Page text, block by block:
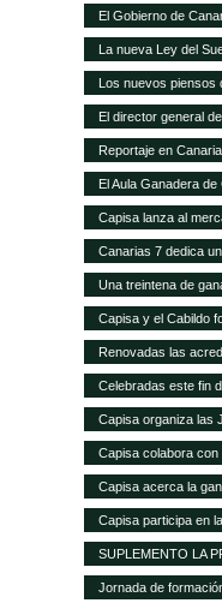
El Gobierno de
seis millones de
La nueva Ley del
agrícolas y
Los nuevos piensos
El director general
nuevos piensos
Reportaje en
El Aula Ganadera
Avicultura de Puesta
Capisa lanza al
Canarias 7 dedica
Una treintena de
en vacuno de
Capisa y el Cabildo
mundiales de
Renovadas las
sus empresas
Celebradas este fin
Ovino de Uga
Capisa organiza las
Lanzarote
Capisa colabora
Capisa acerca la
Ganado Selecto
Capisa participa en
contará con mil
SUPLEMENTO LA
Jornada de